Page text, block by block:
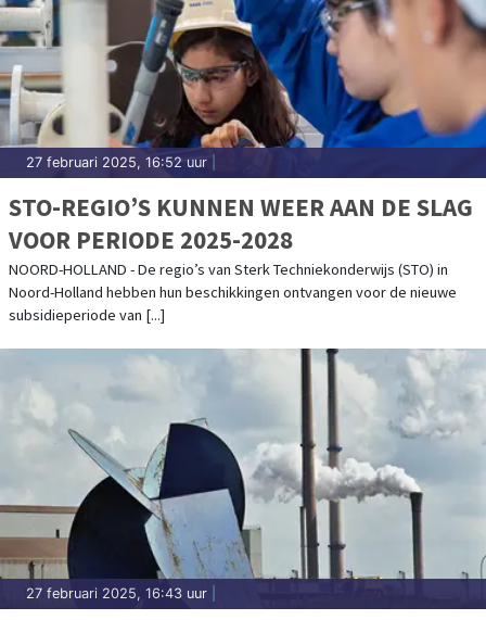
27 februari 2025, 16:52 uur
STO-REGIO’S KUNNEN WEER AAN DE SLAG
VOOR PERIODE 2025-2028
NOORD-HOLLAND - De regio’s van Sterk Techniekonderwijs (STO) in
Noord-Holland hebben hun beschikkingen ontvangen voor de nieuwe
subsidieperiode van [...]
27 februari 2025, 16:43 uur